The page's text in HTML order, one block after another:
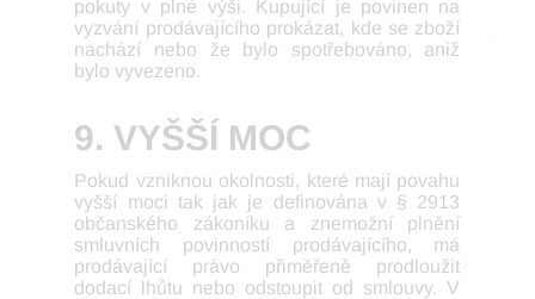
pokuty v plné výši. Kupující je povinen na
vyzvání prodávajícího prokázat, kde se zboží
nachází nebo že bylo spotřebováno, aniž
bylo vyvezeno.
9. VYŠŠÍ MOC
Pokud vzniknou okolnosti, které mají povahu
vyšší moci tak jak je definována v § 2913
občanského zákoníku a znemožní plnění
smluvních povinností prodávajícího, má
prodávající právo přiměřeně prodloužit
dodací lhůtu nebo odstoupit od smlouvy. V